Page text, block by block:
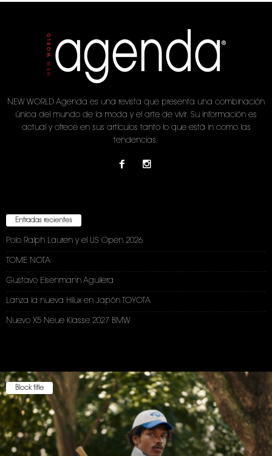
NEW WORLD Agenda es una revista que presenta una combinación
única del mundo de la moda y el arte de vivir. Su información es
actual y ofrece en sus artículos tanto lo que está in como las
tendencias.
Entradas recientes
Polo Ralph Lauren y el US Open 2026
TOME NOTA
Gustavo Eisenmann Aguilera
Lanza la nueva Hilux en Japón TOYOTA
Nuevo X5 Neue Klasse 2027 BMW
Block title